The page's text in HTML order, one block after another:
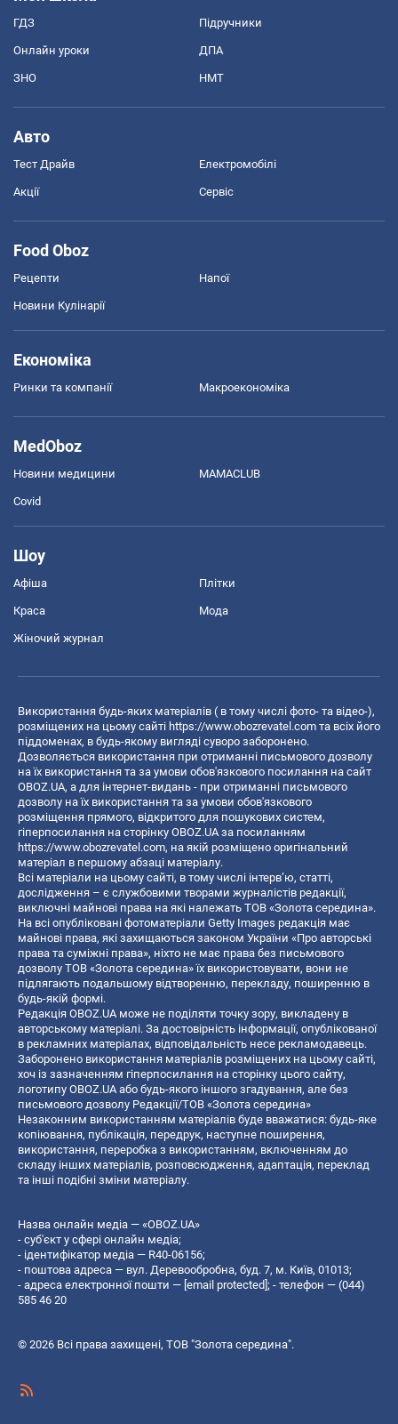
ГДЗ Підручники
Онлайн уроки ДПА
ЗНО НМТ
Авто
Тест Драйв Електромобілі
Акції Сервіс
Food Oboz
Рецепти Напої
Новини Кулінарії
Економіка
Ринки та компанії Макроекономіка
MedOboz
Новини медицини MAMACLUB
Covid
Шоу
Афіша Плітки
Краса Мода
Жіночий журнал
Використання будь-яких матеріалів ( в тому числі фото- та відео-),
розміщених на цьому сайті https://www.obozrevatel.com та всіх його
піддоменах, в будь-якому вигляді суворо заборонено.
Дозволяється використання при отриманні письмового дозволу
на їх використання та за умови обов'язкового посилання на сайт
OBOZ.UA, а для інтернет-видань - при отриманні письмового
дозволу на їх використання та за умови обов'язкового
розміщення прямого, відкритого для пошукових систем,
гіперпосилання на сторінку OBOZ.UA за посиланням
https://www.obozrevatel.com, на якій розміщено оригінальний
матеріал в першому абзаці матеріалу.
Всі матеріали на цьому сайті, в тому числі інтерв’ю, статті,
дослідження – є службовими творами журналістів редакції,
виключні майнові права на які належать ТОВ «Золота середина».
На всі опубліковані фотоматеріали Getty Images редакція має
майнові права, які захищаються законом України «Про авторські
права та суміжні права», ніхто не має права без письмового
дозволу ТОВ «Золота середина» їх використовувати, вони не
підлягають подальшому відтворенню, перекладу, поширенню в
будь-якій формі.
Редакція OBOZ.UA може не поділяти точку зору, викладену в
авторському матеріалі. За достовірність інформації, опублікованої
в рекламних матеріалах, відповідальність несе рекламодавець.
Заборонено використання матеріалів розміщених на цьому сайті,
хоч із зазначенням гіперпосилання на сторінку цього сайту,
логотипу OBOZ.UA або будь-якого іншого згадування, але без
письмового дозволу Редакції/ТОВ «Золота середина»
Незаконним використанням матеріалів буде вважатися: будь-яке
копiювання, публiкацiя, передрук, наступне поширення,
використання, переробка з використанням, включенням до
складу інших матеріалів, розповсюдження, адаптація, переклад
та інші подібні зміни матеріалу.
Назва онлайн медіа — «OBOZ.UA»
- суб'єкт у сфері онлайн медіа;
- ідентифікатор медіа — R40-06156;
- поштова адреса — вул. Деревообробна, буд. 7, м. Київ, 01013;
- адреса електронної пошти — [email protected]; - телефон — (044)
585 46 20
© 2026 Всі права захищені, ТОВ "Золота середина".